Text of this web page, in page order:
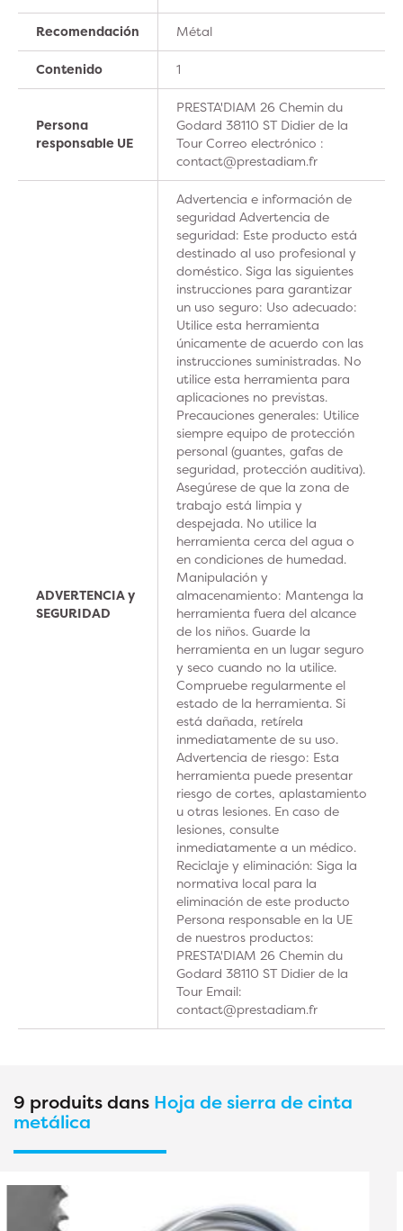
Recomendación Métal
Contenido 1
Persona
responsable UE
PRESTA'DIAM 26 Chemin du
Godard 38110 ST Didier de la
Tour Correo electrónico :
contact@prestadiam.fr
ADVERTENCIA y
SEGURIDAD
Advertencia e información de
seguridad Advertencia de
seguridad: Este producto está
destinado al uso profesional y
doméstico. Siga las siguientes
instrucciones para garantizar
un uso seguro: Uso adecuado:
Utilice esta herramienta
únicamente de acuerdo con las
instrucciones suministradas. No
utilice esta herramienta para
aplicaciones no previstas.
Precauciones generales: Utilice
siempre equipo de protección
personal (guantes, gafas de
seguridad, protección auditiva).
Asegúrese de que la zona de
trabajo está limpia y
despejada. No utilice la
herramienta cerca del agua o
en condiciones de humedad.
Manipulación y
almacenamiento: Mantenga la
herramienta fuera del alcance
de los niños. Guarde la
herramienta en un lugar seguro
y seco cuando no la utilice.
Compruebe regularmente el
estado de la herramienta. Si
está dañada, retírela
inmediatamente de su uso.
Advertencia de riesgo: Esta
herramienta puede presentar
riesgo de cortes, aplastamiento
u otras lesiones. En caso de
lesiones, consulte
inmediatamente a un médico.
Reciclaje y eliminación: Siga la
normativa local para la
eliminación de este producto
Persona responsable en la UE
de nuestros productos:
PRESTA'DIAM 26 Chemin du
Godard 38110 ST Didier de la
Tour Email:
contact@prestadiam.fr
9 produits dans Hoja de sierra de cinta
metálica